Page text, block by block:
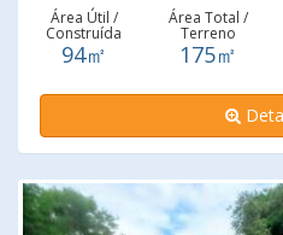
numa das principais avenidas
pontos comerciais. Fácil
Rodovias.
Área Útil /
Construída
94㎡
Área Total /
Terreno
175㎡